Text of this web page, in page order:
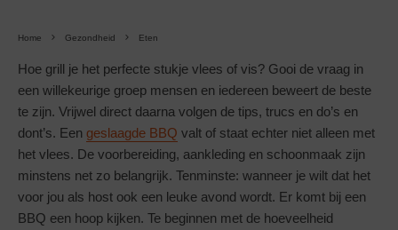
Home Gezondheid Eten
Hoe grill je het perfecte stukje vlees of vis? Gooi de vraag in
een willekeurige groep mensen en iedereen beweert de beste
te zijn. Vrijwel direct daarna volgen de tips, trucs en do’s en
dont’s. Een geslaagde BBQ valt of staat echter niet alleen met
het vlees. De voorbereiding, aankleding en schoonmaak zijn
minstens net zo belangrijk. Tenminste: wanneer je wilt dat het
voor jou als host ook een leuke avond wordt. Er komt bij een
BBQ een hoop kijken. Te beginnen met de hoeveelheid